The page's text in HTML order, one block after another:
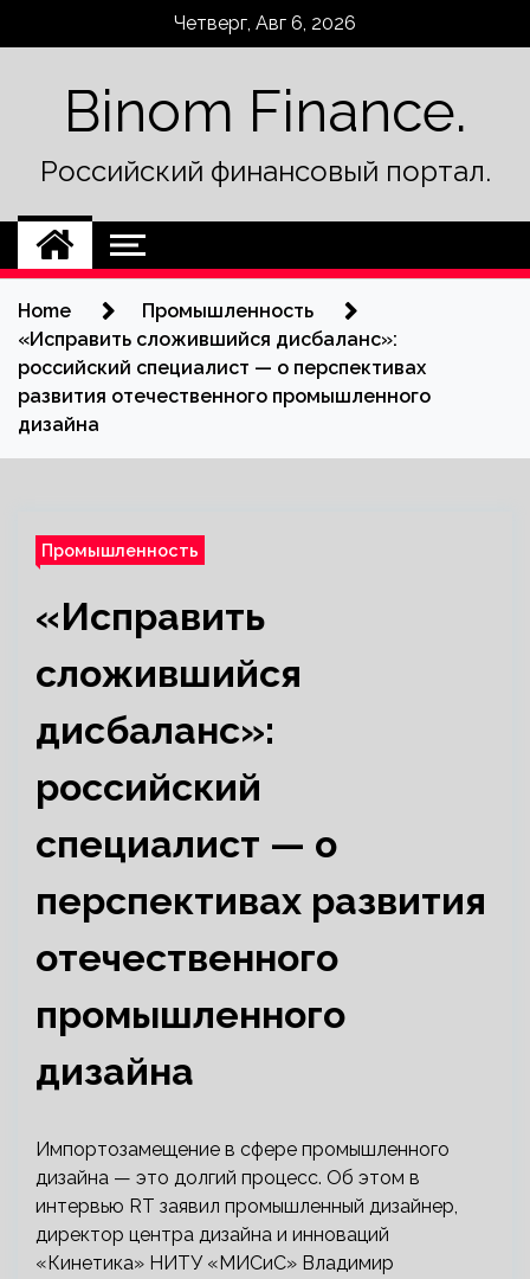
Четверг, Авг 6, 2026
Binom Finance.
Российский финансовый портал.
Home
Промышленность
«Исправить сложившийся дисбаланс»:
российский специалист — о перспективах
развития отечественного промышленного
дизайна
Промышленность
«Исправить
сложившийся
дисбаланс»:
российский
специалист — о
перспективах развития
отечественного
промышленного
дизайна
Импортозамещение в сфере промышленного
дизайна — это долгий процесс. Об этом в
интервью RT заявил промышленный дизайнер,
директор центра дизайна и инноваций
«Кинетика» НИТУ «МИСиС» Владимир